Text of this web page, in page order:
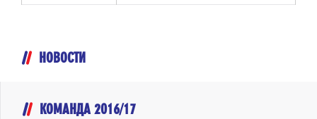
НОВОСТИ
КОМАНДА 2016/17